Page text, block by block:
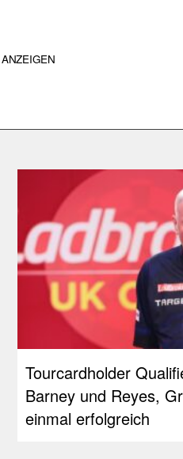
ANZEIGEN
Tourcardholder
Barney und Reyes,
einmal erfolgreich